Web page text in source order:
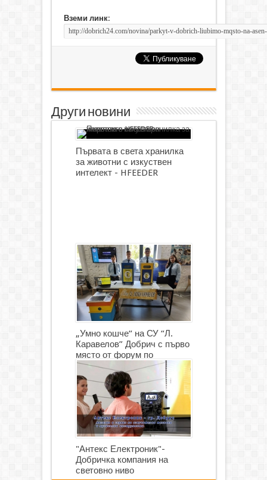
Вземи линк:
Други новини
Първата в света хранилка
за животни с изкуствен
интелект - HFEEDER
„Умно кошче“ на СУ “Л.
Каравелов” Добрич с първо
място от форум по
роботика
"Антекс Електроник"-
Добричка компания на
световно ниво